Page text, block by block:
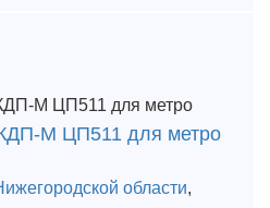
М ЦП511 для метро
области,